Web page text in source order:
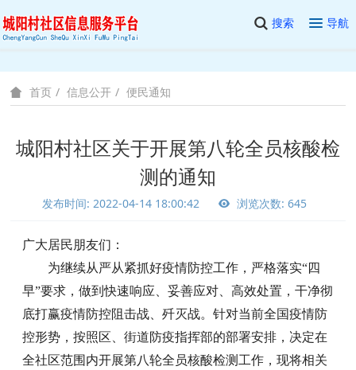
搜索 导航
首页 信息公开 便民通知
城阳村社区关于开展第八轮全员核酸检
测的通知
发布时间: 2022-04-14 18:00:42 浏览次数: 645
广大居民朋友们：
为继续从严从紧抓好疫情防控工作，严格落实“四
早”要求，做到快速响应、妥善应对、高效处置，干净彻
底打赢疫情防控阻击战、歼灭战。针对当前全国疫情防
控形势，按照区、街道防疫指挥部的部署安排，决定在
全社区范围内开展第八轮全员核酸检测工作，现将相关